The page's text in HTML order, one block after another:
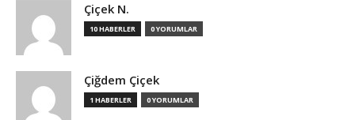
Çiçek N.
10 HABERLER 0 YORUMLAR
Çiğdem Çiçek
1 HABERLER 0 YORUMLAR